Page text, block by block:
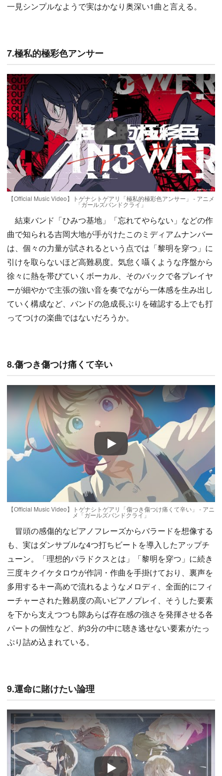
一見シンプルなようで実はかなり奥深い1曲と言える。
7.極私的極彩色アンサー
Play
【Official Music Video】トゲナシトゲアリ「極私的極彩色アンサー」 - アニメ
「ガールズバンドクライ」
結束バンド「ひみつ基地」「忘れてやらない」などの作
曲で知られる吉岡大地が手がけたこのミディアムナンバー
は、個々の力量が試されるという点では「黎明を穿つ」に
引けを取らないほど高難易度。気怠く囁くような序盤から
徐々に熱を帯びていくボーカル、そのバックで各プレイヤ
ーが細やかで主張の強い音を奏でながら一体感を生み出し
ていく構成など、バンドの急成長ぶりを確認する上でも打
ってつけの楽曲ではないだろうか。
8.傷つき傷つけ痛くて辛い
Play
【Official Music Video】トゲナシトゲアリ「傷つき傷つけ痛くて辛い」 - アニ
メ「ガールズバンドクライ」
冒頭の感傷的なピアノフレーズからバラードを想像する
も、実はダンサブルな4つ打ちビートを導入したアップチ
ューン。「理想的パラドクスとは」「黎明を穿つ」に続き
三度キクイケタロウが作詞・作曲を手掛けており、裏声を
多用するキー高めで流れるようなメロディ、全面的にフィ
ーチャーされた難易度の高いピアノプレイ、そうした要素
を下から支えつつも隙あらば存在感の強さを発揮させる各
パートの個性など、約3分の中に聴き逃せない要素がたっ
ぷり詰め込まれている。
9.運命に賭けたい論理
Play